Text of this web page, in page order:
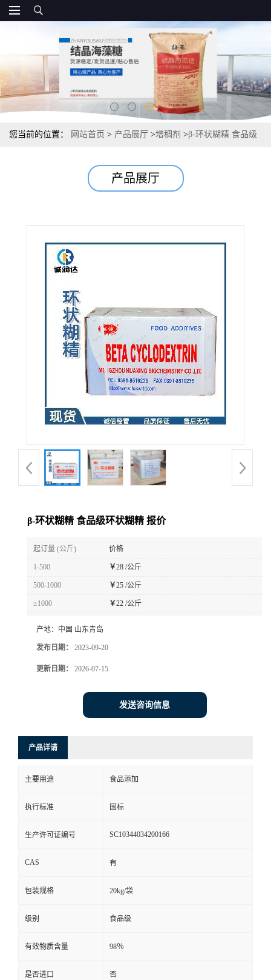
您当前的位置： 网站首页 > 产品展厅 >增稠剂 >β-环状糊精 食品级
产品展厅
β-环状糊精 食品级环状糊精 报价
起订量 (公斤) 价格
1-500 ￥28 /公斤
500-1000 ￥25 /公斤
≥1000 ￥22 /公斤
产地： 中国 山东青岛
发布日期： 2023-09-20
更新日期： 2026-07-15
发送咨询信息
产品详请
主要用途 食品添加
执行标准 国标
生产许可证编号 SC10344034200166
CAS 有
包装规格 20kg/袋
级别 食品级
有效物质含量 98％
是否进口 否